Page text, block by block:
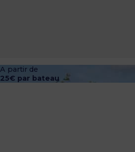
A partir de
25€ par bateau